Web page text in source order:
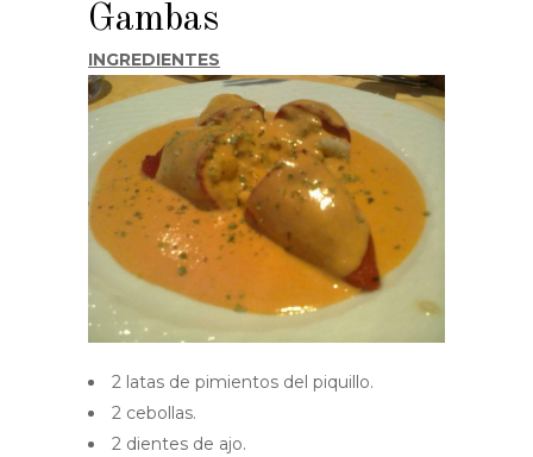
Gambas
INGREDIENTES
2 latas de pimientos del piquillo.
2 cebollas.
2 dientes de ajo.